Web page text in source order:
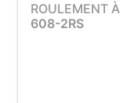
ROULEMENT À
608-2RS